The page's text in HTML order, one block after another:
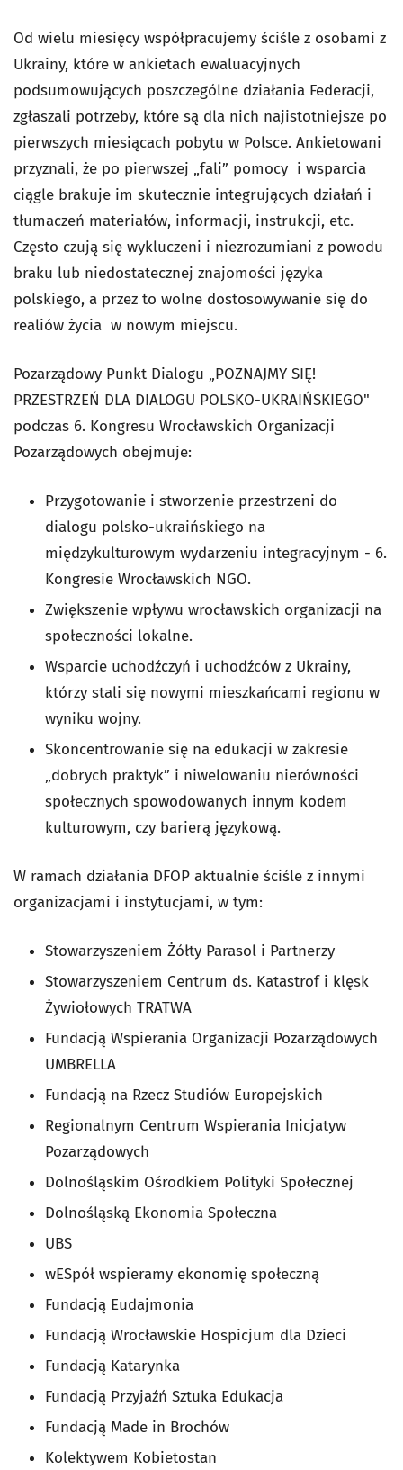
Od wielu miesięcy współpracujemy ściśle z osobami z
Ukrainy, które w ankietach ewaluacyjnych
podsumowujących poszczególne działania Federacji,
zgłaszali potrzeby, które są dla nich najistotniejsze po
pierwszych miesiącach pobytu w Polsce. Ankietowani
przyznali, że po pierwszej „fali” pomocy i wsparcia
ciągle brakuje im skutecznie integrujących działań i
tłumaczeń materiałów, informacji, instrukcji, etc.
Często czują się wykluczeni i niezrozumiani z powodu
braku lub niedostatecznej znajomości języka
polskiego, a przez to wolne dostosowywanie się do
realiów życia w nowym miejscu.
Pozarządowy Punkt Dialogu „POZNAJMY SIĘ!
PRZESTRZEŃ DLA DIALOGU POLSKO-UKRAIŃSKIEGO"
podczas 6. Kongresu Wrocławskich Organizacji
Pozarządowych obejmuje:
Przygotowanie i stworzenie przestrzeni do
dialogu polsko-ukraińskiego na
międzykulturowym wydarzeniu integracyjnym - 6.
Kongresie Wrocławskich NGO.
Zwiększenie wpływu wrocławskich organizacji na
społeczności lokalne.
Wsparcie uchodźczyń i uchodźców z Ukrainy,
którzy stali się nowymi mieszkańcami regionu w
wyniku wojny.
Skoncentrowanie się na edukacji w zakresie
„dobrych praktyk” i niwelowaniu nierówności
społecznych spowodowanych innym kodem
kulturowym, czy barierą językową.
W ramach działania DFOP aktualnie ściśle z innymi
organizacjami i instytucjami, w tym:
Stowarzyszeniem Żółty Parasol i Partnerzy
Stowarzyszeniem Centrum ds. Katastrof i klęsk
Żywiołowych TRATWA
Fundacją Wspierania Organizacji Pozarządowych
UMBRELLA
Fundacją na Rzecz Studiów Europejskich
Regionalnym Centrum Wspierania Inicjatyw
Pozarządowych
Dolnośląskim Ośrodkiem Polityki Społecznej
Dolnośląską Ekonomia Społeczna
UBS
wESpół wspieramy ekonomię społeczną
Fundacją Eudajmonia
Fundacją Wrocławskie Hospicjum dla Dzieci
Fundacją Katarynka
Fundacją Przyjaźń Sztuka Edukacja
Fundacją Made in Brochów
Kolektywem Kobietostan